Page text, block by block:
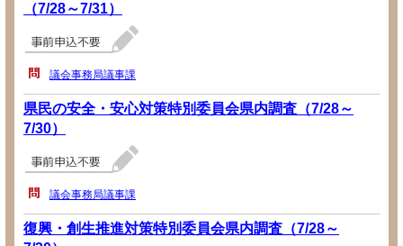
（7/28～7/31）
議会事務局議事課
県民の安全・安心対策特別委員会県内調査（7/28～
7/30）
議会事務局議事課
復興・創生推進対策特別委員会県内調査（7/28～